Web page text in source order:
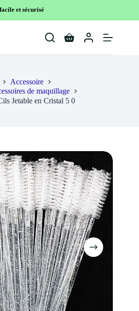
Shopping
Accessoire
de maquillage
Jetable en Cristal 5 0